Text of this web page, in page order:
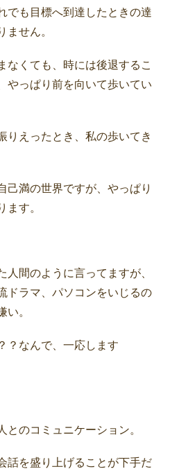
でも目標へ到達したときの達
ません。
なくても、時には後退するこ
やっぱり前を向いて歩いてい
りえったとき、私の歩いてき
己満の世界ですが、やっぱり
ます。
人間のように言ってますが、
ドラマ、パソコンをいじるの
い。
？なんで、一応します
とのコミュニケーション。
話を盛り上げることが下手だ